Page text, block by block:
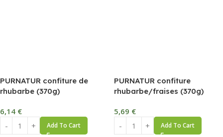
PURNATUR confiture de
rhubarbe (370g)
6,14 €
Add To Cart
PURNATUR confiture
rhubarbe/fraises (370g)
5,69 €
Add To Cart